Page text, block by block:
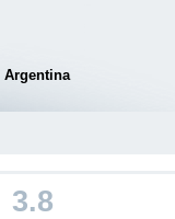
Argentina
3.8